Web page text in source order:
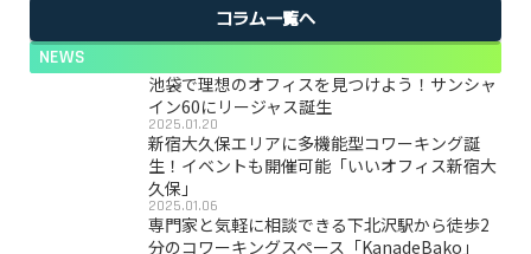
コラム一覧へ
NEWS
池袋で理想のオフィスを見つけよう！サンシャ
イン60にリージャス誕生
2025.01.20
新宿大久保エリアに多機能型コワーキング誕
生！イベントも開催可能「いいオフィス新宿大
久保」
2025.01.06
専門家と気軽に相談できる下北沢駅から徒歩2
分のコワーキングスペース「KanadeBako」